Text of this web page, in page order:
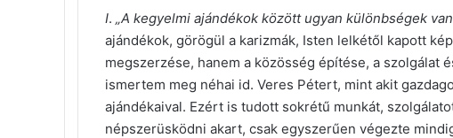
I. „A kegyelmi ajándékok között ugyan különbségek
ajándékok, görögül a karizmák, Isten lelkétől kapott
megszerzése, hanem a közösség építése, a szolgálat
ismertem meg néhai id. Veres Pétert, mint akit
ajándékaival. Ezért is tudott sokrétű munkát,
népszerüsködni akart, csak egyszerűen végezte